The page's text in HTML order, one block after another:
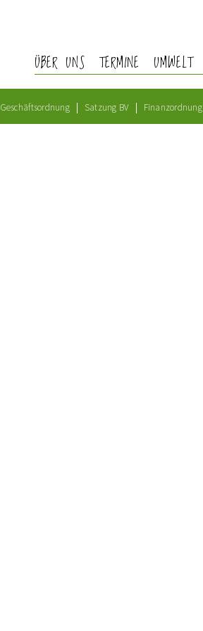
ÜBER UNS TERMINE UMWELT
Geschäftsordnung Satzung BV Finanzordnung